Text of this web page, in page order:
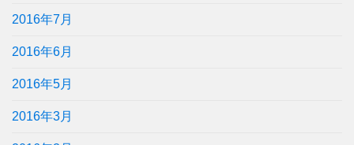
2016年7月
2016年6月
2016年5月
2016年3月